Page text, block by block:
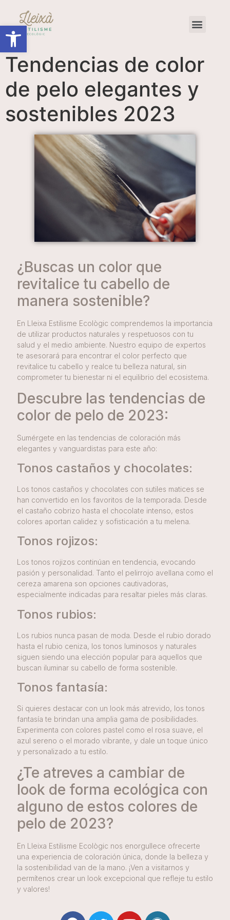
Abrir barra de herramientas
Tendencias de color
de pelo elegantes y
sostenibles 2023
¿Buscas un color que
revitalice tu cabello de
manera sostenible?
En Lleixa Estilisme Ecològic comprendemos la importancia
de utilizar productos naturales y respetuosos con tu
salud y el medio ambiente. Nuestro equipo de expertos
te asesorará para encontrar el color perfecto que
revitalice tu cabello y realce tu belleza natural, sin
comprometer tu bienestar ni el equilibrio del ecosistema.
Descubre las tendencias de
color de pelo de 2023:
Sumérgete en las tendencias de coloración más
elegantes y vanguardistas para este año:
Tonos castaños y chocolates:
Los tonos castaños y chocolates con sutiles matices se
han convertido en los favoritos de la temporada. Desde
el castaño cobrizo hasta el chocolate intenso, estos
colores aportan calidez y sofisticación a tu melena.
Tonos rojizos:
Los tonos rojizos continúan en tendencia, evocando
pasión y personalidad. Tanto el pelirrojo avellana como el
cereza amarena son opciones cautivadoras,
especialmente indicadas para resaltar pieles más claras.
Tonos rubios:
Los rubios nunca pasan de moda. Desde el rubio dorado
hasta el rubio ceniza, los tonos luminosos y naturales
siguen siendo una elección popular para aquellos que
buscan iluminar su cabello de forma sostenible.
Tonos fantasía:
Si quieres destacar con un look más atrevido, los tonos
fantasía te brindan una amplia gama de posibilidades.
Experimenta con colores pastel como el rosa suave, el
azul sereno o el morado vibrante, y dale un toque único
y personalizado a tu estilo.
¿Te atreves a cambiar de
look de forma ecológica con
alguno de estos colores de
pelo de 2023?
En Lleixa Estilisme Ecològic nos enorgullece ofrecerte
una experiencia de coloración única, donde la belleza y
la sostenibilidad van de la mano. ¡Ven a visitarnos y
permítenos crear un look excepcional que refleje tu estilo
y valores!